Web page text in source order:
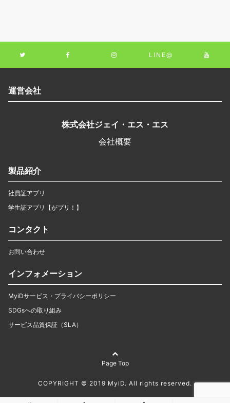
LINE@
運営会社
株式会社ジェイ・エス・エス
会社概要
製品紹介
社員証アプリ
学生証アプリ【がプリ！】
コンタクト
お問い合わせ
インフォメーション
MyiDサービス・プライバシーポリシー
SDGsへの取り組み
サービス品質保証（SLA）
Page Top
COPYRIGHT © 2019 MyiD. All rights reserved.